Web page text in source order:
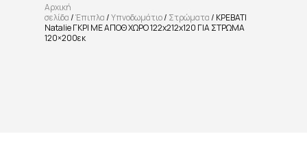
Αρχική
σελίδα/Έπιπλα/Υπνοδωμάτιο/ Στρώματα/ ΚΡΕΒΑΤΙ
Natalie ΓΚΡΙ ΜΕ ΑΠΟΘ ΧΩΡΟ 122x212x120 ΓΙΑ ΣΤΡΩΜΑ
120×200εκ